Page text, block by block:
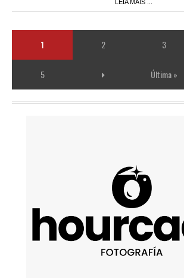
LEIA MAIS ...
1 2 3
5 Última »